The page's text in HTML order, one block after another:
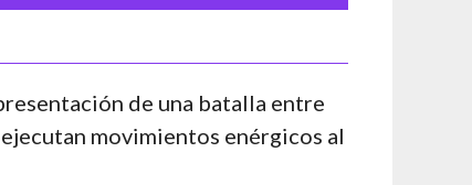
de una batalla entre
movimientos enérgicos al